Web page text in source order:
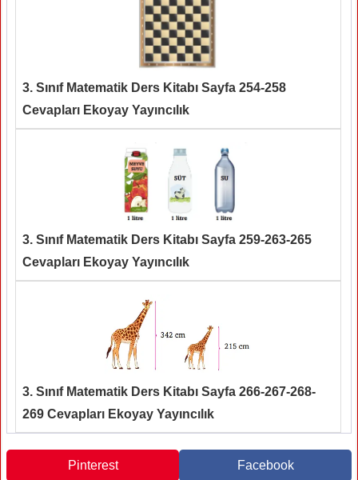
3. Sınıf Matematik Ders Kitabı Sayfa 254-258
Cevapları Ekoyay Yayıncılık
3. Sınıf Matematik Ders Kitabı Sayfa 259-263-265
Cevapları Ekoyay Yayıncılık
3. Sınıf Matematik Ders Kitabı Sayfa 266-267-268-
269 Cevapları Ekoyay Yayıncılık
Pinterest Facebook